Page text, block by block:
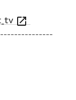
open_in_new